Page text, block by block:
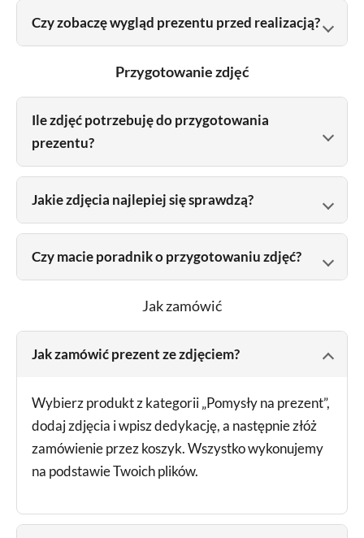
Czy zobaczę wygląd prezentu przed realizacją?
Przygotowanie zdjęć
Ile zdjęć potrzebuję do przygotowania
prezentu?
Jakie zdjęcia najlepiej się sprawdzą?
Czy macie poradnik o przygotowaniu zdjęć?
Jak zamówić
Jak zamówić prezent ze zdjęciem?
Wybierz produkt z kategorii „Pomysły na prezent”,
dodaj zdjęcia i wpisz dedykację, a następnie złóż
zamówienie przez koszyk. Wszystko wykonujemy
na podstawie Twoich plików.